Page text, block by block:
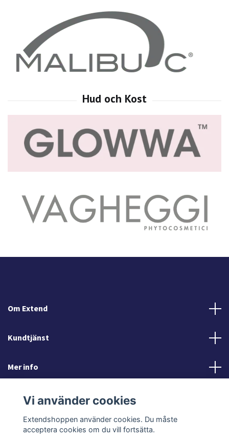
Om Extend
Kundtjänst
Mer info
Sociala medier
Vi använder cookies
Extendshoppen använder cookies. Du måste
acceptera cookies om du vill fortsätta.